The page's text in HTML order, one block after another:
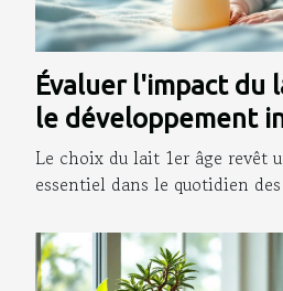
Évaluer l'impact du
le développement
nourrissons
Le choix du lait 1er âge revêt
essentiel dans le quotidien